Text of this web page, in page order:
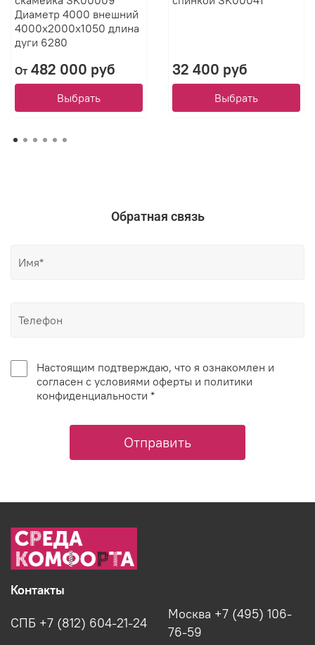
Диаметр 4000 внешний
4000х2000х1050 длина
дуги 6280
От482 000 руб
Выбрать
32 400 руб
Выбрать
Обратная связь
Настоящим подтверждаю, что я ознакомлен и
согласен с условиями оферты и политики
конфиденциальности *
Отправить
Контакты
СПБ +7 (812) 604-21-24
Москва +7 (495) 106-
76-59